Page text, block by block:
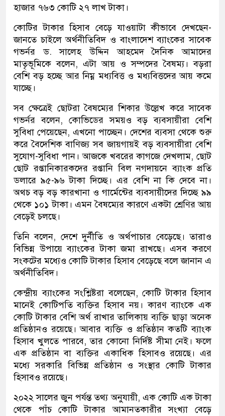
হাজার ৭৬৩ কোটি ২৭ লাখ টাকা।
কোটির টাকার হিসাব বেড়ে যাওয়াটা কীভাবে দেখছেন-
জানতে চাইলে অর্থনীতিবিদ ও বাংলাদেশ ব্যাংকের সাবেক
গভর্নর ড. সালেহ উদ্দিন আহমেদ দৈনিক আমাদের
মাতৃভূমিকে বলেন, এটা আয় ও সম্পদের বৈষম্য। বড়রা
বেশি বড় হচ্ছে আর নিম্ন মধ্যবিত্ত ও মধ্যবিত্তদের আয় কমে
যাচ্ছে।
সব ক্ষেত্রেই ছোটরা বৈষম্যের শিকার উল্লেখ করে সাবেক
গভর্নর বলেন, কোভিডের সময়ও বড় ব্যবসায়ীরা বেশি
সুবিধা পেয়েছেন, এখনো পাচ্ছেন। দেশের ব্যবসা থেকে শুরু
করে বৈদেশিক বাণিজ্য সব জায়গায়ই বড় ব্যবসায়ীরা বেশি
সুযোগ-সুবিধা পান। আজকে খবরের কাগজে দেখলাম, ছোট
ছোট রপ্তানিকারকদের রপ্তানি বিল নগদায়নে ব্যাংক প্রতি
ডলারে ৯৫-৯৬ টাকা দিচ্ছে। এর বেশি না কি দেবে না।
অথচ বড় বড় কারখানা ও গার্মেন্টের ব্যবসায়ীদের দিচ্ছে ৯৯
থেকে ১০১ টাকা। এমন বৈষম্যের কারণে একটা শ্রেণির আয়
বেড়েই চলছে।
তিনি বলেন, দেশে দুর্নীতি ও অর্থপাচার বেড়েছে। তারাও
বিভিন্ন উপায়ে ব্যাংকের টাকা জমা রাখছে। এসব করণে
সংকটের মধ্যেও কোটি টাকার হিসাব বেড়েছে বলে জানান এ
অর্থনীতিবিদ।
কেন্দ্রীয় ব্যাংকের সংশ্লিষ্টরা বলেছেন, কোটি টাকার হিসাব
মানেই কোটিপতি ব্যক্তির হিসাব নয়। কারণ ব্যাংকে এক
কোটি টাকার বেশি অর্থ রাখার তালিকায় ব্যক্তি ছাড়া অনেক
প্রতিষ্ঠানও রয়েছে। আবার ব্যক্তি ও প্রতিষ্ঠান কতটি ব্যাংক
হিসাব খুলতে পারবে, তার কোনো নির্দিষ্ট সীমা নেই। ফলে
এক প্রতিষ্ঠান বা ব্যক্তির একাধিক হিসাবও রয়েছে। এর
মধ্যে সরকারি বিভিন্ন প্রতিষ্ঠান ও সংস্থার কোটি টাকার
হিসাবও রয়েছে।
২০২২ সালের জুন পর্যন্ত তথ্য অনুযায়ী, এক কোটি এক টাকা
থেকে পাঁচ কোটি টাকার আমানতকারীর সংখ্যা বেড়ে